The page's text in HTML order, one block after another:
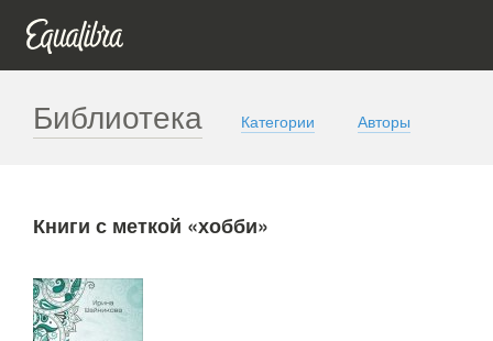
Библиотека Категории Авторы
Книги с меткой «хобби»